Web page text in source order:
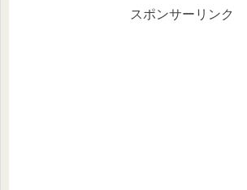
スポンサーリンク